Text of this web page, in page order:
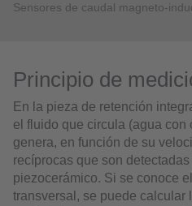
Sensores de caudal magneto-
Principio de
En la pieza de retención
el fluido que circula (agua con
genera, en función de su
recíprocas que son
piezocerámico. Si se conoce
transversal, se puede calcular